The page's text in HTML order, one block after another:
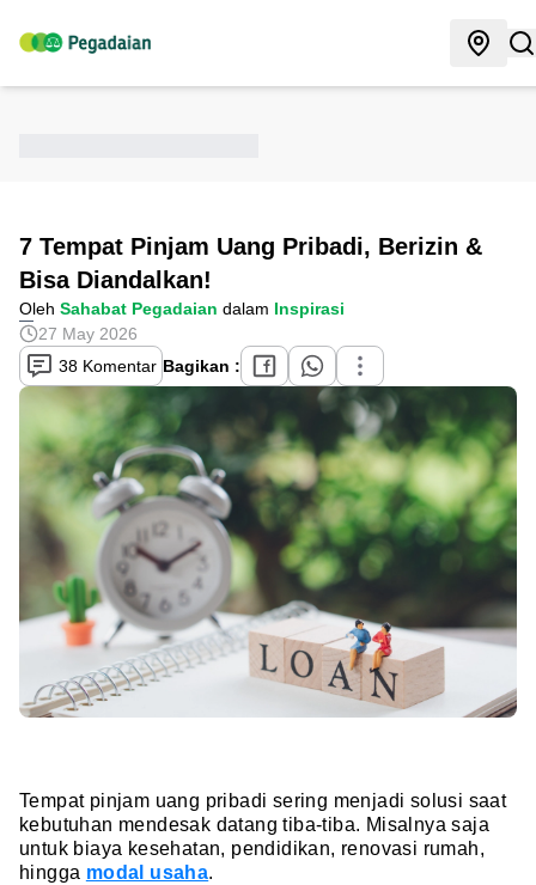
7 Tempat Pinjam Uang Pribadi, Berizin &
Bisa Diandalkan!
Oleh Sahabat Pegadaian dalam Inspirasi
27 May 2026
38 Komentar Bagikan :
Tempat pinjam uang pribadi sering menjadi solusi saat
kebutuhan mendesak datang tiba-tiba. Misalnya saja
untuk biaya kesehatan, pendidikan, renovasi rumah,
hingga modal usaha.